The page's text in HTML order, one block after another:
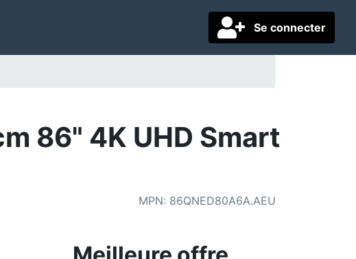
Se connecter
86" 4K UHD Smart
MPN: 86QNED80A6A.AEU